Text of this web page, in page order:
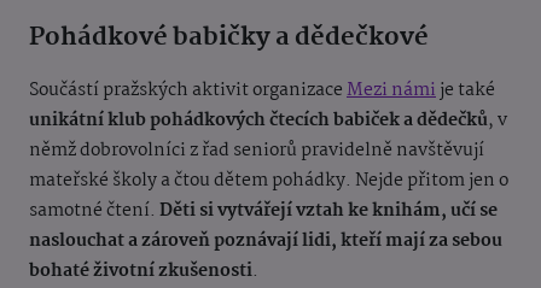
Pohádkové babičky a dědečkové
Součástí pražských aktivit organizaceMezi námije také
unikátní klub pohádkových čtecích babiček a dědečků, v
němž dobrovolníci z řad seniorů pravidelně navštěvují
mateřské školy a čtou dětem pohádky. Nejde přitom jen o
samotné čtení. Děti si vytvářejí vztah ke knihám, učí se
naslouchat a zároveň poznávají lidi, kteří mají za sebou
bohaté životní zkušenosti.